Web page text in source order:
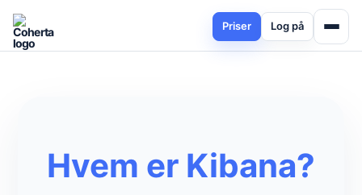
Priser Log på
Hvem er Kibana?